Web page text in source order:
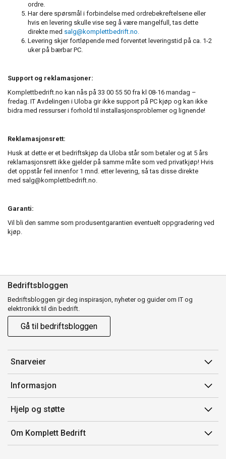
ordre.
Har dere spørsmål i forbindelse med ordrebekreftelsene eller
hvis en levering skulle vise seg å være mangelfull, tas dette
direkte med salg@komplettbedrift.no.
Levering skjer fortløpende med forventet leveringstid på ca. 1-2
uker på bærbar PC.
Support og reklamasjoner:
Komplettbedrift.no kan nås på 33 00 55 50 fra kl 08-16 mandag –
fredag. IT Avdelingen i Uloba gir ikke support på PC kjøp og kan ikke
bidra med ressurser i forhold til installasjonsproblemer og lignende!
Reklamasjonsrett:
Husk at dette er et bedriftskjøp da Uloba står som betaler og at 5 års
reklamasjonsrett ikke gjelder på samme måte som ved privatkjøp! Hvis
det oppstår feil innenfor 1 mnd. etter levering, så tas disse direkte
med salg@komplettbedrift.no.
Garanti:
Vil bli den samme som produsentgarantien eventuelt oppgradering ved
kjøp.
Bedriftsbloggen
Bedriftsbloggen gir deg inspirasjon, nyheter og guider om IT og
elektronikk til din bedrift.
Gå til bedriftsbloggen
Snarveier
Min side
Ordreoversikt
Mine produkter
Informasjon
Salgsbetingelser
Avtalevilkår for Komplett Bedrift Pluss
Produsenter
Hjelp og støtte
Kontakt oss
Retur
Om Komplett Bedrift